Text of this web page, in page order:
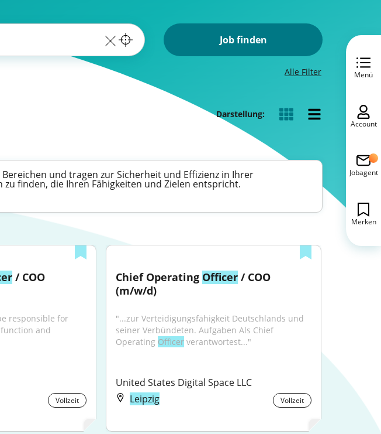
Job finden
Alle Filter
Darstellung:
und tragen zur Sicherheit und Effizienz in Ihrer
finden, die Ihren Fähigkeiten und Zielen entspricht.
/ COO
responsible for
and
Vollzeit
Chief Operating Officer / COO
(m/w/d)
"...zur Verteidigungsfähigkeit Deutschlands und
seiner Verbündeten. Aufgaben Als Chief
Operating Officer verantwortest..."
United States Digital Space LLC
Leipzig
Vollzeit
Menü
Account
Jobagent
Merken